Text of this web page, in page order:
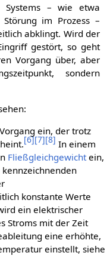
– wie etwa
Störung im Prozess –
abklingt. Wird der
gestört, so geht
Vorgang über, aber
sondern
ein, der trotz
[6][7][8] In einem
Fließgleichgewichtein,
konstante Werte
ein elektrischer
Stroms mit der Zeit
eine erhöhte,
einstellt, siehe